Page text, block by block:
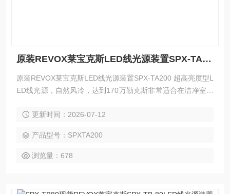
原装REVOX莱宝克斯LED线光源装置SPX-TA200
原装REVOX莱宝克斯LED线光源装置SPX-TA200 超高亮度型L
ED线光源，自然风冷，达到170万勒克斯非常适合在洁净室等
更新时间：2026-07-12
产品型号：SPXTA200
浏览量：678